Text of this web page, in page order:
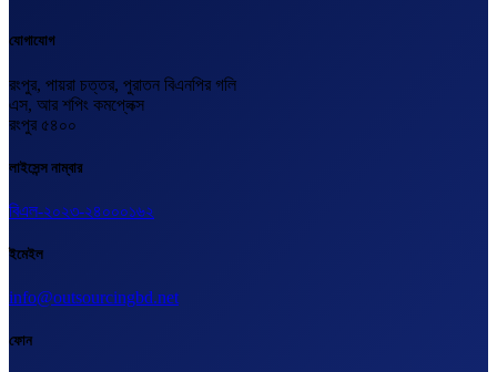
যোগাযোগ
রংপুর, পায়রা চত্তর, পুরাতন বিএনপির গলি
এস, আর শপিং কমপ্লেক্স
রংপুর ৫৪০০
লাইসেন্স নাম্বার
বিএল-২০২৩-২৪০০০১৬২
ইমেইল
info@outsourcingbd.net
ফোন